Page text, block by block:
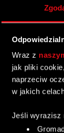
Wraz z
jak pliki
naprzeciw
w jakich
Jeśli wyrazisz
postępowania
nr 44/